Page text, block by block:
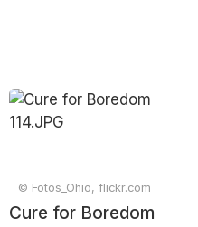
© Fotos_Ohio, flickr.com
Cure for Boredom